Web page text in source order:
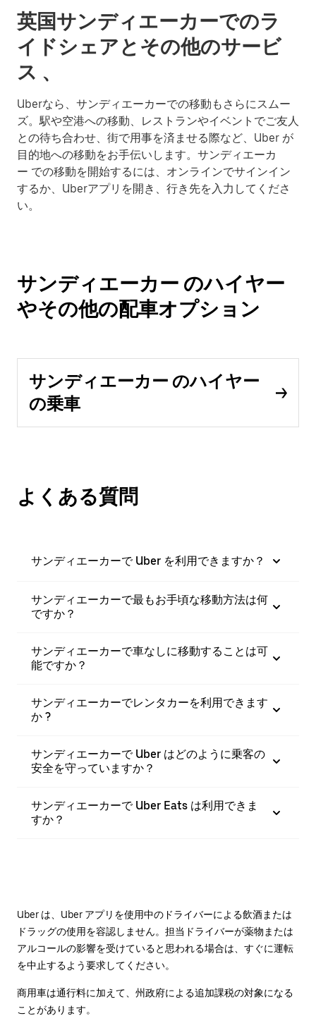
英国サンディエーカーでのラ
イドシェアとその他のサービ
ス 、
Uberなら、サンディエーカーでの移動もさらにスムー
ズ。駅や空港への移動、レストランやイベントでご友人
との待ち合わせ、街で用事を済ませる際など、Uber が
目的地への移動をお手伝いします。サンディエーカ
ー での移動を開始するには、オンラインでサインイン
するか、Uberアプリを開き、行き先を入力してくださ
い。
サンディエーカー のハイヤー
やその他の配車オプション
サンディエーカー のハイヤー
の乗車
よくある質問
サンディエーカーで Uber を利用できますか？
サンディエーカーで最もお手頃な移動方法は何
ですか？
サンディエーカーで車なしに移動することは可
能ですか？
サンディエーカーでレンタカーを利用できます
か ?
サンディエーカーで Uber はどのように乗客の
安全を守っていますか？
サンディエーカーで Uber Eats は利用できま
すか？
Uber は、Uber アプリを使用中のドライバーによる飲酒または
ドラッグの使用を容認しません。担当ドライバーが薬物または
アルコールの影響を受けていると思われる場合は、すぐに運転
を中止するよう要求してください。
商用車は通行料に加えて、州政府による追加課税の対象になる
ことがあります。